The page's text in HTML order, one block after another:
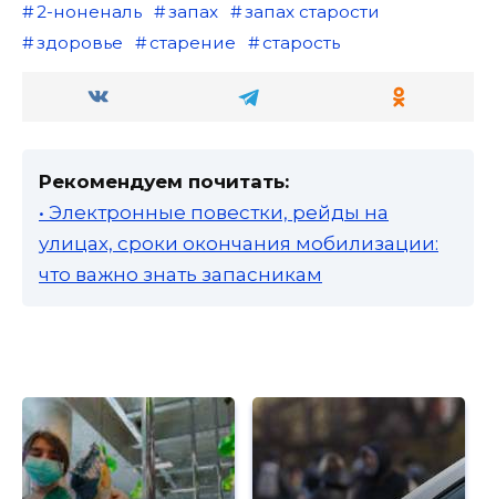
2-ноненаль запах
запах старости
здоровье
старение старость
Рекомендуем почитать:
• Электронные повестки, рейды на
улицах, сроки окончания мобилизации:
что важно знать запасникам